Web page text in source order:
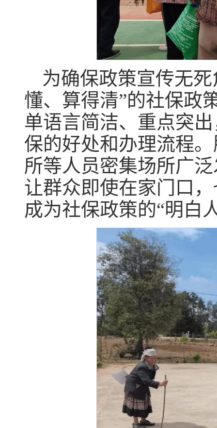
为确保政策宣传无
懂、算得清”的社保政
单语言简洁、重点突
保的好处和办理流程
所等人员密集场所广
让群众即使在家门口
成为社保政策的“明白